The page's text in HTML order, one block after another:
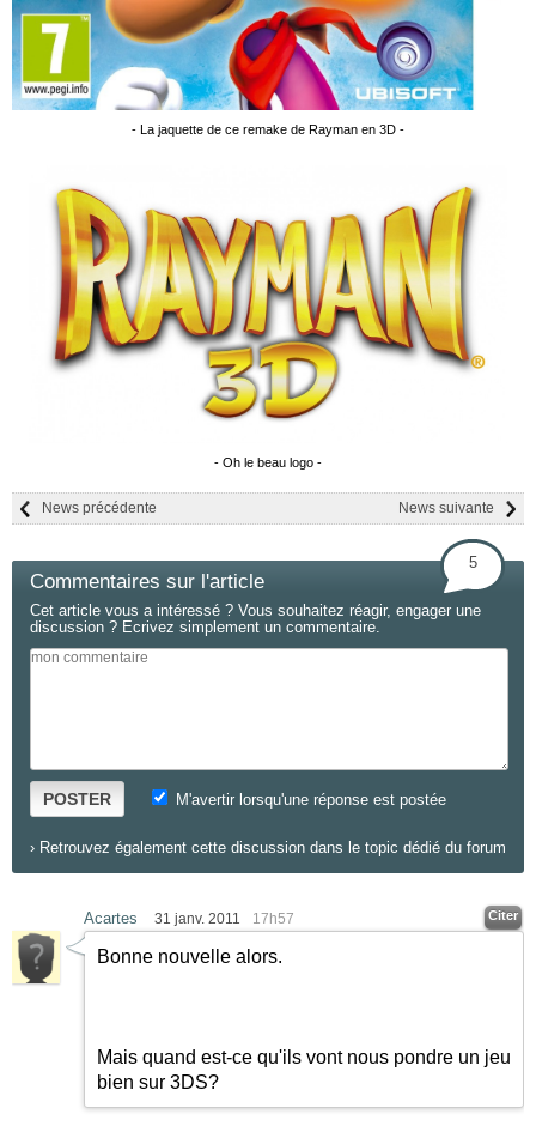
- La jaquette de ce remake de Rayman en 3D -
- Oh le beau logo -
News suivante
News précédente
Commentaires sur l'article
5
Cet article vous a intéressé ? Vous souhaitez réagir, engager une
discussion ? Ecrivez simplement un commentaire.
POSTER M'avertir lorsqu'une réponse est postée
› Retrouvez également cette discussion dans le topic dédié du forum
Acartes 31 janv. 2011 17h57 Citer
Bonne nouvelle alors.
Mais quand est-ce qu'ils vont nous pondre un jeu
bien sur 3DS?